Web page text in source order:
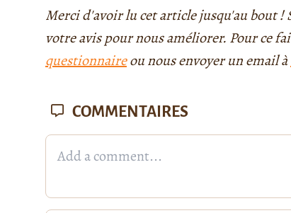
Merci d'avoir lu cet article jusqu'au bout !
votre avis pour nous améliorer. Pour ce
questionnaireou nous envoyer un email à
COMMENTAIRES